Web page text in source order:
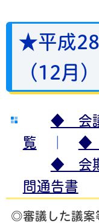
★平成
（12月）
◆ 会
覧
◆
◆ 会
問通告書
◎審議した議案